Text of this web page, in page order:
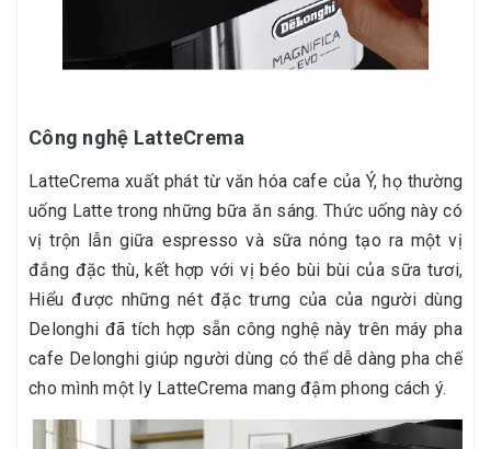
Công nghệ LatteCrema
LatteCrema xuất phát từ văn hóa cafe của Ý, họ thường
uống Latte trong những bữa ăn sáng. Thức uống này có
vị trộn lẫn giữa espresso và sữa nóng tạo ra một vị
đắng đặc thù, kết hợp với vị béo bùi bùi của sữa tươi,
Hiểu được những nét đặc trưng của của người dùng
Delonghi đã tích hợp sẵn công nghệ này trên máy pha
cafe Delonghi giúp người dùng có thể dễ dàng pha chế
cho mình một ly LatteCrema mang đậm phong cách ý.